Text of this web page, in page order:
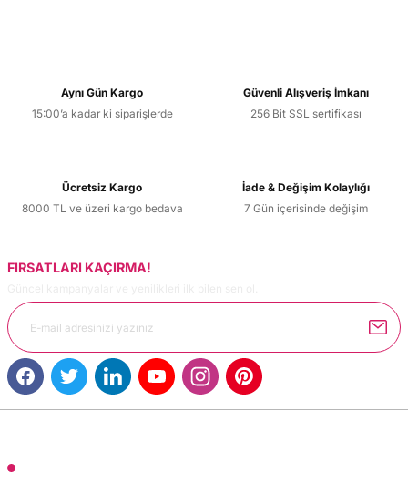
Ürün resmi kalitesiz, bozuk veya görüntülenemiyor.
Ürün fiyatı diğer sitelerden daha pahalı.
Bu ürüne benzer farklı alternatifler olmalı.
Aynı Gün Kargo
15:00’a kadar ki siparişlerde
Güvenli Alışveriş İmkanı
256 Bit SSL sertifikası
Ücretsiz Kargo
8000 TL ve üzeri kargo bedava
İade & Değişim Kolaylığı
7 Gün içerisinde değişim
FIRSATLARI KAÇIRMA!